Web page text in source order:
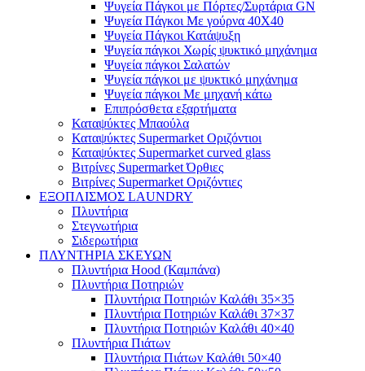
Ψυγεία Πάγκοι με Πόρτες/Συρτάρια GN
Ψυγεία Πάγκοι Με γούρνα 40Χ40
Ψυγεία Πάγκοι Κατάψυξη
Ψυγεία πάγκοι Χωρίς ψυκτικό μηχάνημα
Ψυγεία πάγκοι Σαλατών
Ψυγεία πάγκοι με ψυκτικό μηχάνημα
Ψυγεία πάγκοι Με μηχανή κάτω
Επιπρόσθετα εξαρτήματα
Καταψύκτες Μπαούλα
Καταψύκτες Supermarket Οριζόντιοι
Καταψύκτες Supermarket curved glass
Βιτρίνες Supermarket Όρθιες
Βιτρίνες Supermarket Οριζόντιες
ΕΞΟΠΛΙΣΜΟΣ LAUNDRY
Πλυντήρια
Στεγνωτήρια
Σιδερωτήρια
ΠΛΥΝΤΗΡΙΑ ΣΚΕΥΩΝ
Πλυντήρια Hood (Καμπάνα)
Πλυντήρια Ποτηριών
Πλυντήρια Ποτηριών Καλάθι 35×35
Πλυντήρια Ποτηριών Καλάθι 37×37
Πλυντήρια Ποτηριών Καλάθι 40×40
Πλυντήρια Πιάτων
Πλυντήρια Πιάτων Καλάθι 50×40